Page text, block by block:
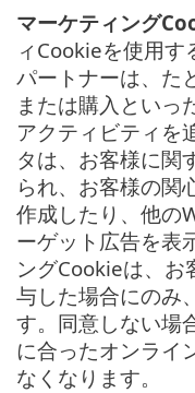
マーケティング
ィCookieを使用す
パートナーは、た
または購入といっ
アクティビティを
タは、お客様に関
られ、お客様の関
作成したり、他の
ーゲット広告を表
ングCookieは、お
与した場合にのみ
す。同意しない場
に合ったオンライ
なくなります。